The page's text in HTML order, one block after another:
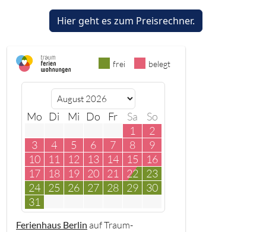
frei belegt
Mo Di Mi Do Fr Sa
So
1
2
3
4 5 6 7 8
9
10
11 12 13 14 15
16
17
18 19 20 21 22
23
24
25 26 27 28 29
30
31
Ferienhaus Berlin auf Traum-